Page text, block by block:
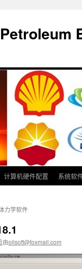
计算机硬件配置 系统软
力学软件
由oilsoft@foxmail.com